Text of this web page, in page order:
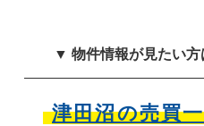
▼ 物件情報が見たい
津田沼の売買